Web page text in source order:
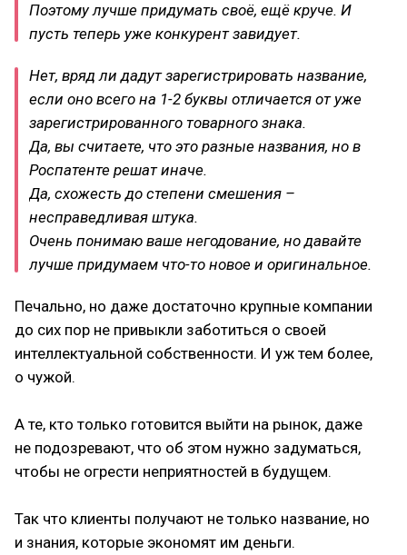
Поэтому лучше придумать своё, ещё круче. И
пусть теперь уже конкурент завидует.
Нет, вряд ли дадут зарегистрировать название,
если оно всего на 1-2 буквы отличается от уже
зарегистрированного товарного знака.
Да, вы считаете, что это разные названия, но в
Роспатенте решат иначе.
Да, схожесть до степени смешения –
несправедливая штука.
Очень понимаю ваше негодование, но давайте
лучше придумаем что-то новое и оригинальное.
Печально, но даже достаточно крупные компании
до сих пор не привыкли заботиться о своей
интеллектуальной собственности. И уж тем более,
о чужой.
А те, кто только готовится выйти на рынок, даже
не подозревают, что об этом нужно задуматься,
чтобы не огрести неприятностей в будущем.
Так что клиенты получают не только название, но
и знания, которые экономят им деньги.